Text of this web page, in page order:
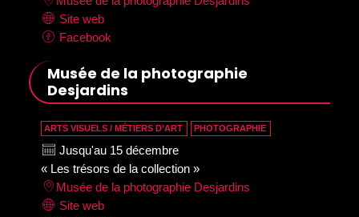
Site web
Facebook
Musée de la photographie
Desjardins
ARTS VISUELS / MÉTIERS D’ART PHOTOGRAPHIE
Jusqu'au 15 décembre
« Les trésors de la collection »
Musée de la photographie Desjardins
Site web